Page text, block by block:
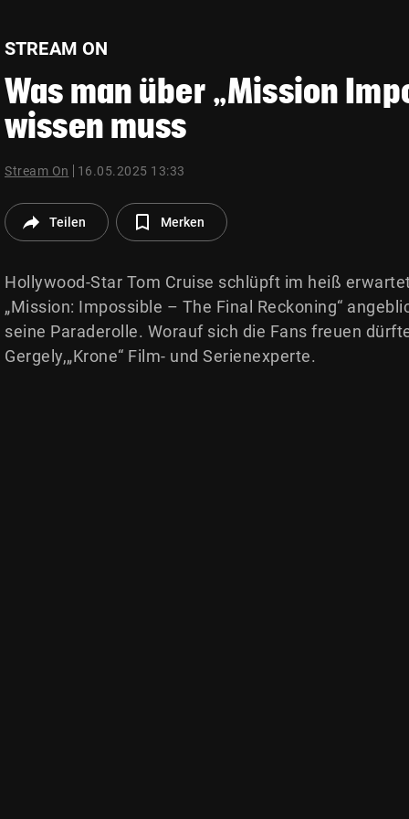
STREAM ON
Was man über „Mission
wissen muss
Stream On 16.05.2025 13:33
Teilen Merken
Hollywood-Star Tom Cruise schlüpft im heiß
„Mission: Impossible – The Final Reckoning“
seine Paraderolle. Worauf sich die Fans freuen
Gergely,„Krone“ Film- und Serienexperte.